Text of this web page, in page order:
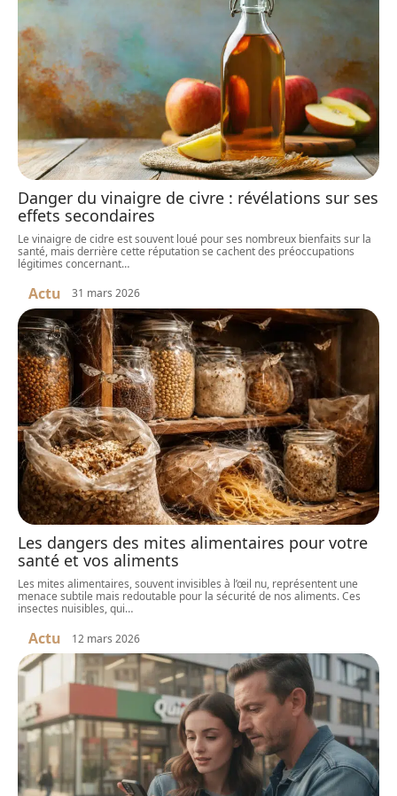
Danger du vinaigre de civre : révélations sur ses
effets secondaires
Le vinaigre de cidre est souvent loué pour ses nombreux bienfaits sur la
santé, mais derrière cette réputation se cachent des préoccupations
légitimes concernant…
Actu 31 mars 2026
Les dangers des mites alimentaires pour votre
santé et vos aliments
Les mites alimentaires, souvent invisibles à l’œil nu, représentent une
menace subtile mais redoutable pour la sécurité de nos aliments. Ces
insectes nuisibles, qui…
Actu 12 mars 2026